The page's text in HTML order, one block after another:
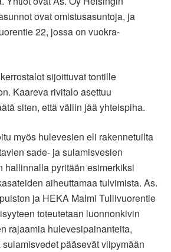
ovat omistusasuntoja, ja
22, jossa on vuokra-
sijoittuvat tontille
Kaareva rivitalo asettuu
siten, että väliin jää yhteispiha.
myös hulevesien eli rakennetuilta
sade- ja sulamisvesien
hallinnalla pyritään esimerkiksi
aiheuttamaa tulvimista. As.
ja HEKA Malmi Tullivuorentie
toteutetaan luonnonkivin
rajaamia hulevesipainanteita,
pääsevät viipymään